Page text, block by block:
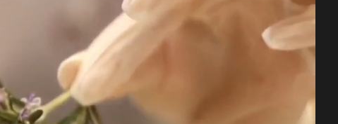
وقت تواصل
الرابع على
طويلة من
اقتصاد الشرق مع